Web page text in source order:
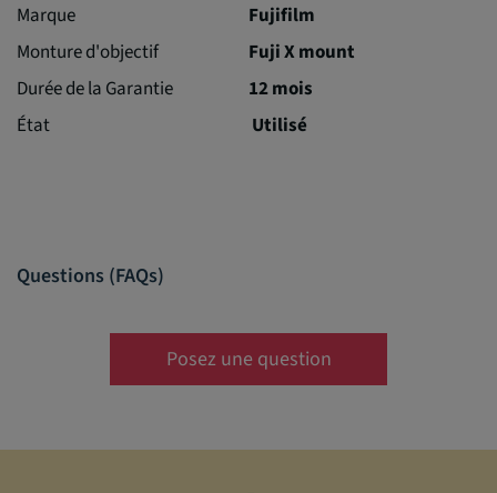
Marque
Fujifilm
Monture d'objectif
Fuji X mount
Durée de la Garantie
12 mois
État
Utilisé
Questions (FAQs)
Posez une question